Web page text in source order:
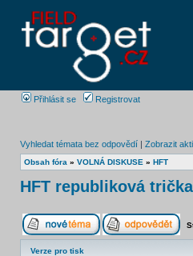
Přihlásit se Registrovat
Vyhledat témata bez odpovědí | Zobrazit
Obsah fóra » VOLNÁ DISKUSE » HFT
HFT republiková
Verze pro tisk